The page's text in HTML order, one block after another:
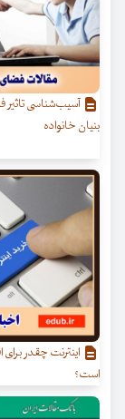
آسیب‌شناسی تاثیر
بنیان خانواده
اینترنت چقدر
است؟